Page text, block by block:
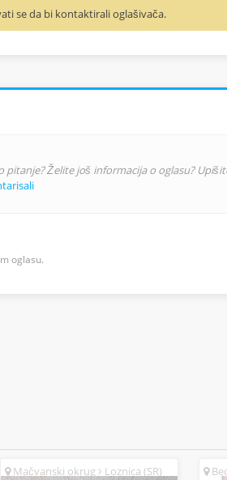
se da bi kontaktirali oglašivača.
Želite još informacija o oglasu?
oglasu.
Mačvanski okrug Loznica (SR)